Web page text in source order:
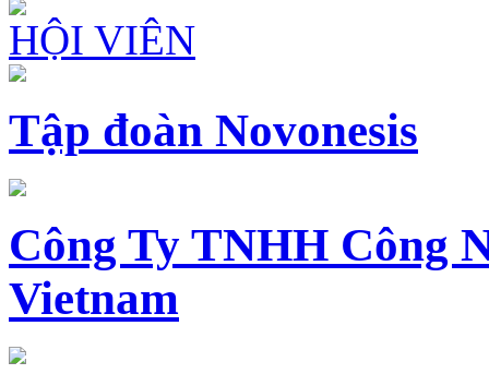
HỘI VIÊN
Tập đoàn Novonesis
Công Ty TNHH Công
Vietnam